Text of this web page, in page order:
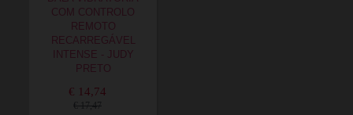
COM CONTROLO
REMOTO
RECARREGÁVEL
INTENSE - JUDY
PRETO
€ 14,74
€ 17,47